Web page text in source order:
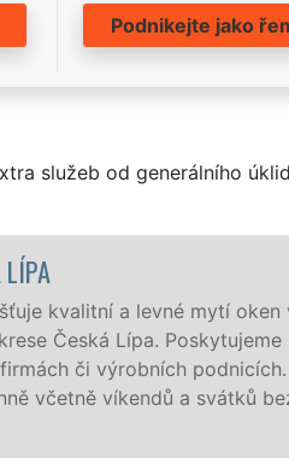
Podnikejte jako
služeb od generálního
kvalitní a levné mytí oken
Česká Lípa. Poskytujeme
či výrobních podnicích.
včetně víkendů a svátků